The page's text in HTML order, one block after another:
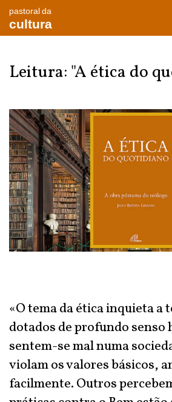
pastoral da
cultura
Leitura: "A ética do
«O tema da ética inquieta a
dotados de profundo senso
sentem-se mal numa
violam os valores básicos,
facilmente. Outros